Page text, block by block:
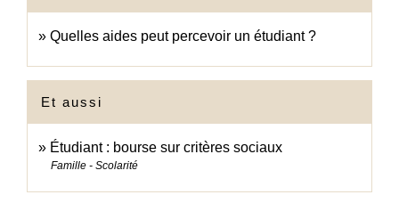
Quelles aides peut percevoir un étudiant ?
Et aussi
Étudiant : bourse sur critères sociaux
Famille - Scolarité